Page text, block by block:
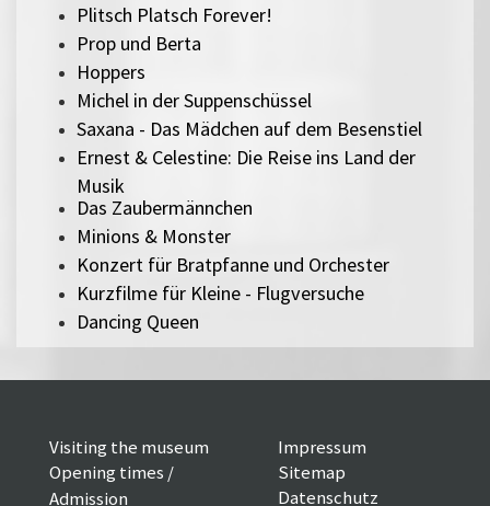
Plitsch Platsch Forever!
Prop und Berta
Hoppers
Michel in der Suppenschüssel
Saxana - Das Mädchen auf dem Besenstiel
Ernest & Celestine: Die Reise ins Land der
Musik
Das Zaubermännchen
Minions & Monster
Konzert für Bratpfanne und Orchester
Kurzfilme für Kleine - Flugversuche
Dancing Queen
Visiting the museum
Opening times /
Admission
Impressum
Sitemap
Datenschutz